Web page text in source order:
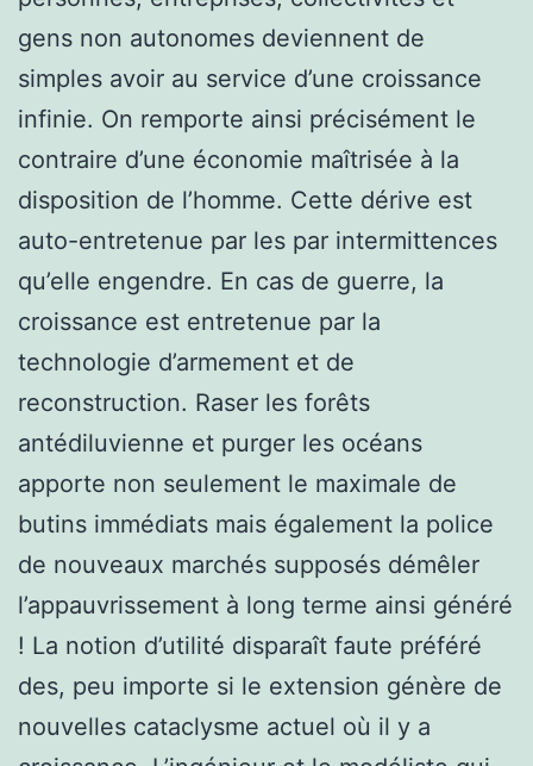
gens non autonomes deviennent de
simples avoir au service d’une croissance
infinie. On remporte ainsi précisément le
contraire d’une économie maîtrisée à la
disposition de l’homme. Cette dérive est
auto-entretenue par les par intermittences
qu’elle engendre. En cas de guerre, la
croissance est entretenue par la
technologie d’armement et de
reconstruction. Raser les forêts
antédiluvienne et purger les océans
apporte non seulement le maximale de
butins immédiats mais également la police
de nouveaux marchés supposés démêler
l’appauvrissement à long terme ainsi généré
! La notion d’utilité disparaît faute préféré
des, peu importe si le extension génère de
nouvelles cataclysme actuel où il y a